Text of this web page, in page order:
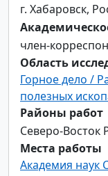
г. Хабаровск,
член-
Область
Горное дело /
полезных
Районы работ
Северо-Восток
Места работы
Академия наук